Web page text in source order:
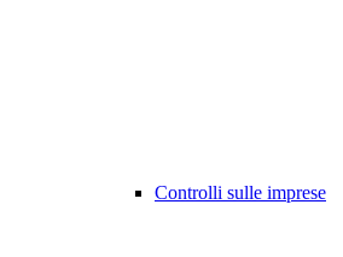
Controlli sulle imprese